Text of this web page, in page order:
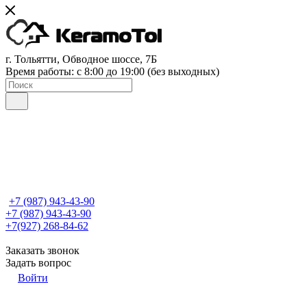
г. Тольятти, Обводное шоссе, 7Б
Время работы: c 8:00 до 19:00 (без выходных)
+7 (987) 943-43-90
+7 (987) 943-43-90
+7(927) 268-84-62
Заказать звонок
Задать вопрос
Войти